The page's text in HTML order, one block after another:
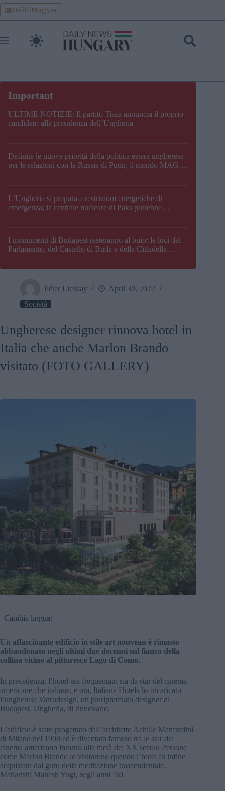
Skip
to
content
HelloMagyar
ULTIME NOTIZIE: Il partito Tisza annuncia il proprio
candidato alla presidenza dell’Ungheria
Definite le nuove priorità della politica estera ungherese
per le relazioni con la Russia di Putin, il mondo MAGA,
L’Ungheria si prepara a restrizioni energetiche di
emergenza; la centrale nucleare di Paks potrebbe
I monumenti di Budapest resteranno al buio: le luci del
Parlamento, del Castello di Buda e della Cittadella
Péter Licskay
April 30, 2022
Società
Ungherese designer rinnova hotel in
Italia che anche Marlon Brando
visitato (FOTO GALLERY)
Cambia lingua:
Un affascinante edificio in stile art nouveau è rimasto
abbandonato negli ultimi due decenni sul fianco della
collina vicino al pittoresco Lago di Como.
In precedenza, l’hotel era frequentato sia da star del cinema
americane che italiane, e ora, Italiana Hotels ha incaricato
l’ungherese Varrodesign, un pluripremiato designer di
Budapest, Ungheria, di rinnovarlo.
L’edificio è stato progettato dall’architetto Achille Manfredini
di Milano nel 1908 ed è diventato famoso tra le star del
cinema americano intorno alla metà del XX secolo Persone
come Marlon Brando lo visitarono quando l’hotel fu infine
acquistato dal guru della meditazione trascendentale,
Maharishi Mahesh Yogi, negli anni ’60.